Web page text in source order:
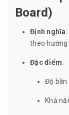
Board)
Định nghĩa
theo hướng
Đặc điểm:
Độ bền
Khả